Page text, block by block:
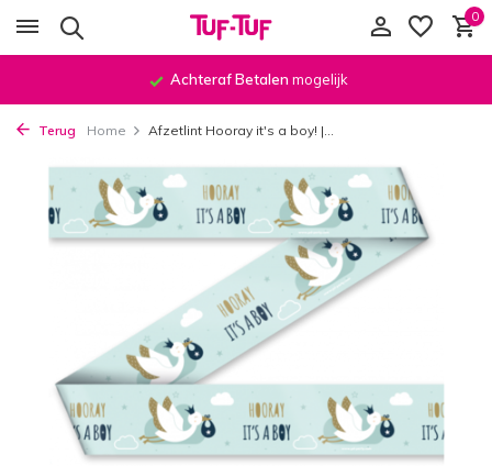
0
Achteraf Betalen mogelijk
Terug Home Afzetlint Hooray it's a boy! |...